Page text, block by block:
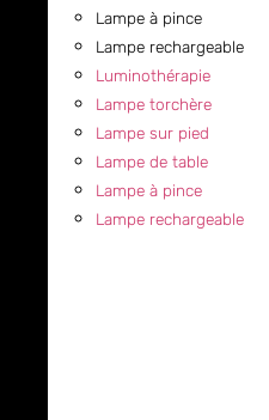
Lampe à pince
Lampe rechargeable
Luminothérapie
Lampe torchère
Lampe sur pied
Lampe de table
Lampe à pince
Lampe rechargeable